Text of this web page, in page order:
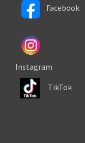
Facebook
Instagram
TikTok